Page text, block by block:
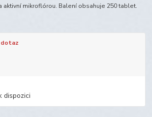
mikroflórou. Balení obsahuje 250 tablet.
dotaz
dispozici